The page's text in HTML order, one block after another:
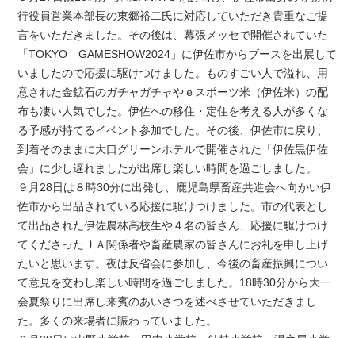
行役員営業本部長の東郷裕二氏に対応していただき貴重なご提
言をいただきました。その後は、幕張メッセで開催されていた
「TOKYO GAMESHOW2024」に伊佐市からブースを出展して
いましたので応援に駆けつけました。ものすごい人で溢れ、用
意された金鉱石のガチャガチャやｅスポーツ米（伊佐米）の配
布も凄い人気でした。伊佐への移住・定住を考える人が多くな
る予感が持てるイベント参加でした。その後、伊佐市に戻り、
到着そのままに大口グリーンホテルで開催された「伊佐黒伊佐
会」に少し遅れましたが出席し楽しい時間を過ごしました。
９月28日は８時30分に出発し、鹿児島県畜産共進会へ向かい伊
佐市から出品されている応援に駆けつけました。市の代表とし
て出品された伊佐農林高校生や４名の皆さん、応援に駆けつけ
てくださったＪＡ関係者や畜産農家の皆さんにお礼を申し上げ
たいと思います。夜は反省会に参加し、今後の畜産振興につい
て意見を交わし楽しい時間を過ごしました。18時30分から大一
会夏祭りに出席し来賓のあいさつを述べさせていただきまし
た。多くの来場者に賑わっていました。